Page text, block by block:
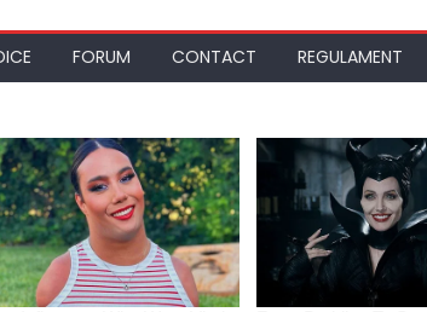
FORUM CONTACT REGULAMENT